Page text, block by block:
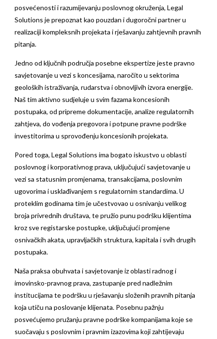
posvećenosti i razumijevanju poslovnog okruženja, Legal
Solutions je prepoznat kao pouzdan i dugoročni partner u
realizaciji kompleksnih projekata i rješavanju zahtjevnih pravnih
pitanja.
Jedno od ključnih područja posebne ekspertize jeste pravno
savjetovanje u vezi s koncesijama, naročito u sektorima
geoloških istraživanja, rudarstva i obnovljivih izvora energije.
Naš tim aktivno sudjeluje u svim fazama koncesionih
postupaka, od pripreme dokumentacije, analize regulatornih
zahtjeva, do vođenja pregovora i potpune pravne podrške
investitorima u sprovođenju koncesionih projekata.
Pored toga, Legal Solutions ima bogato iskustvo u oblasti
poslovnog i korporativnog prava, uključujući savjetovanje u
vezi sa statusnim promjenama, transakcijama, poslovnim
ugovorima i usklađivanjem s regulatornim standardima. U
proteklim godinama tim je učestvovao u osnivanju velikog
broja privrednih društava, te pružio punu podršku klijentima
kroz sve registarske postupke, uključujući promjene
osnivačkih akata, upravljačkih struktura, kapitala i svih drugih
postupaka.
Naša praksa obuhvata i savjetovanje iz oblasti radnog i
imovinsko-pravnog prava, zastupanje pred nadležnim
institucijama te podršku u rješavanju složenih pravnih pitanja
koja utiču na poslovanje klijenata. Posebnu pažnju
posvećujemo pružanju pravne podrške kompanijama koje se
suočavaju s poslovnim i pravnim izazovima koji zahtijevaju